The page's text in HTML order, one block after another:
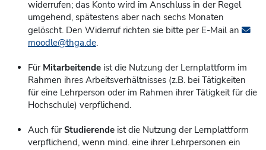
widerrufen; das Konto wird im Anschluss in der Regel
umgehend, spätestens aber nach sechs Monaten
gelöscht. Den Widerruf richten sie bitte per E-Mail an
moodle@thga.de.
Für Mitarbeitende ist die Nutzung der Lernplattform im
Rahmen ihres Arbeitsverhältnisses (z.B. bei Tätigkeiten
für eine Lehrperson oder im Rahmen ihrer Tätigkeit für die
Hochschule) verpflichend.
Auch fürStudierende ist die Nutzung der Lernplattform
verpflichend, wenn mind. eine ihrer Lehrpersonen ein